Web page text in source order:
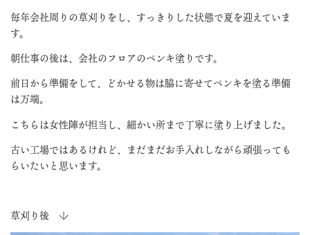
毎年会社周りの草刈りをし、すっきりした状態で夏を迎えていま
す。
朝仕事の後は、会社のフロアのペンキ塗りです。
前日から準備をして、どかせる物は脇に寄せてペンキを塗る準備
は万端。
こちらは女性陣が担当し、細かい所まで丁寧に塗り上げました。
古い工場ではあるけれど、まだまだお手入れしながら頑張っても
らいたいと思います。
草刈り後 ↓